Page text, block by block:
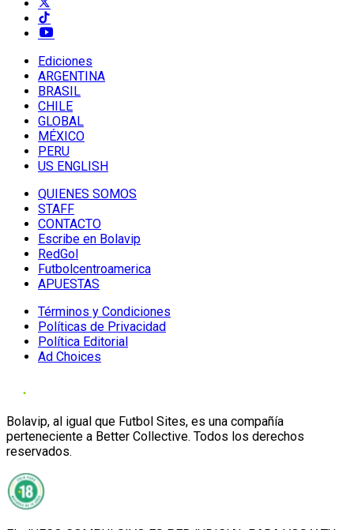
Ediciones
ARGENTINA
BRASIL
CHILE
GLOBAL
MÉXICO
PERU
US ENGLISH
QUIENES SOMOS
STAFF
CONTACTO
Escribe en Bolavip
RedGol
Futbolcentroamerica
APUESTAS
Términos y Condiciones
Políticas de Privacidad
Política Editorial
Ad Choices
Bolavip, al igual que Futbol Sites, es una compañía
perteneciente a Better Collective. Todos los derechos
reservados.